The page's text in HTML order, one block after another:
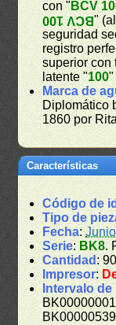
con " BCV
BCV 100"
seguridad
registro
superior con
latente "100"
Marca de
Diplomático
1860 por
Características
Código de
Tipo de
Fecha:
Serie: BK8.
Cantidad :
Impresor:
Intervalo de